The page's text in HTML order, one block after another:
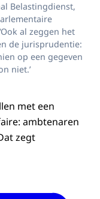
Belastingdienst,
al zeggen het
de jurisprudentie:
op een gegeven
niet.’
met een
ambtenaren
zegt